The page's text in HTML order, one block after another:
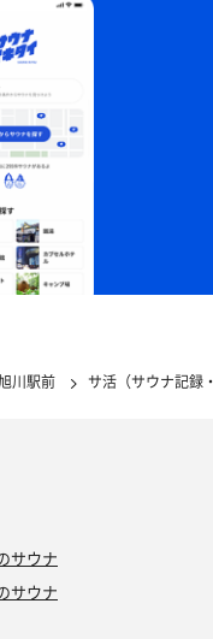
川駅前 サ活（サウナ記録
サウナ
サウナ